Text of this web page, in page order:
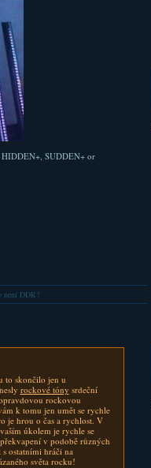
SUDDEN+ or
není DDR?
to skončilo jen u
rockové tóny srdeční
rockovou
k tomu jen umět se rychle
je hrou o čas a rychlost. V
úkolem je rychle se
v podobě různých
ostatními hráči na
světa rocku!